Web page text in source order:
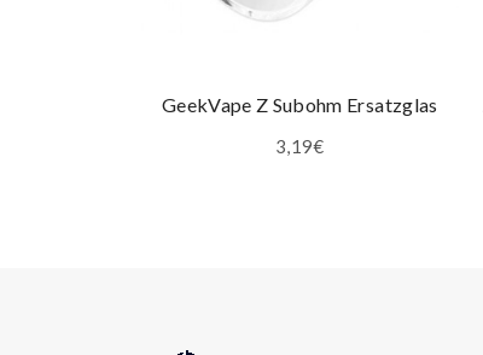
GeekVape Z Subohm Ersatzglas
3,19€